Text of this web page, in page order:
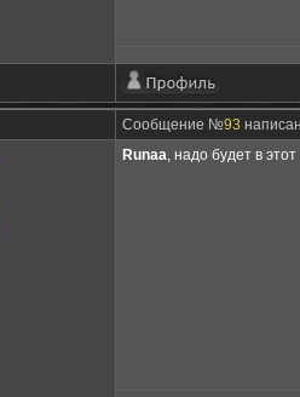
Сообщение №93
Runaa, надо будет в